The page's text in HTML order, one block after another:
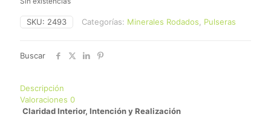
SKU: 2493 Categorías: Minerales Rodados, Pulseras
Buscar
Descripción
Valoraciones 0
Claridad Interior, Intención y Realización